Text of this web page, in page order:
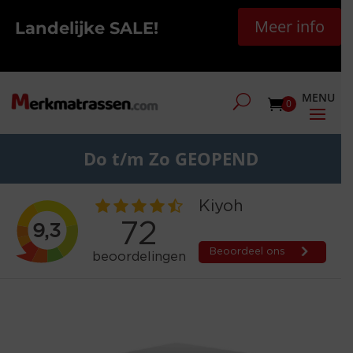
Landelijke SALE! Meer info
0
Do t/m Zo GEOPEND